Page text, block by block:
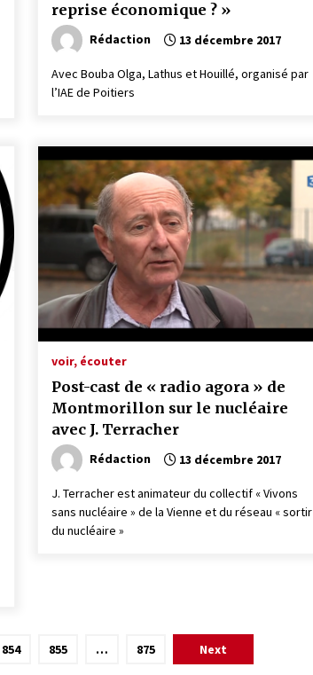
reprise économique ? »
Rédaction 13 décembre 2017
Avec Bouba Olga, Lathus et Houillé, organisé par
l’IAE de Poitiers
voir, écouter
Post-cast de « radio agora » de
Montmorillon sur le nucléaire
avec J. Terracher
Rédaction 13 décembre 2017
J. Terracher est animateur du collectif « Vivons
sans nucléaire » de la Vienne et du réseau « sortir
du nucléaire »
854 855 … 875 Next